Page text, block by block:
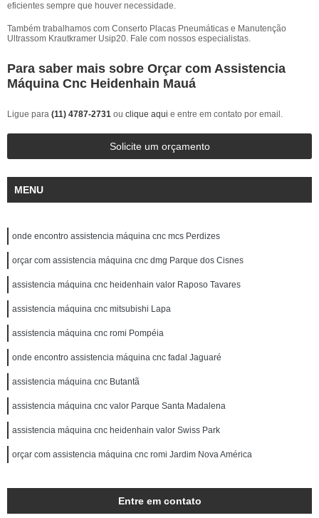
eficientes sempre que houver necessidade.
Também trabalhamos com Conserto Placas Pneumáticas e Manutenção
Ultrassom Krautkramer Usip20. Fale com nossos especialistas.
Para saber mais sobre Orçar com Assistencia
Máquina Cnc Heidenhain Mauá
Ligue para (11) 4787-2731 ou clique aqui e entre em contato por email.
Solicite um orçamento
MENU
onde encontro assistencia máquina cnc mcs Perdizes
orçar com assistencia máquina cnc dmg Parque dos Cisnes
assistencia máquina cnc heidenhain valor Raposo Tavares
assistencia máquina cnc mitsubishi Lapa
assistencia máquina cnc romi Pompéia
onde encontro assistencia máquina cnc fadal Jaguaré
assistencia máquina cnc Butantã
assistencia máquina cnc valor Parque Santa Madalena
assistencia máquina cnc heidenhain valor Swiss Park
orçar com assistencia máquina cnc romi Jardim Nova América
Entre em contato